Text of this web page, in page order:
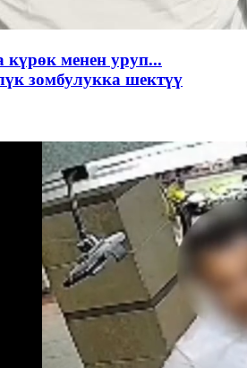
менен уруп...
зомбулукка шектүү